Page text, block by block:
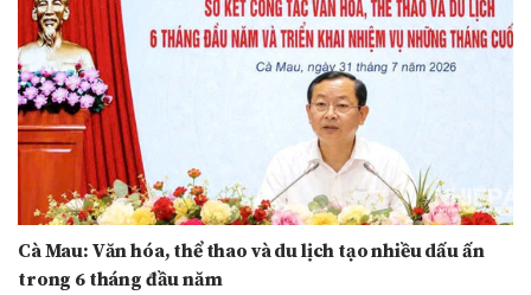
Cà Mau: Văn hóa, thể thao và du lịch tạo nhiều dấu ấn
trong 6 tháng đầu năm